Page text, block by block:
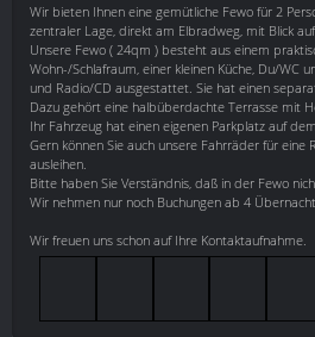
Wir bieten Ihnen eine gemütliche Fewo für 2
zentraler Lage, direkt am Elbradweg, mit Blick
Unsere Fewo ( 24qm ) besteht aus einem
Wohn-/Schlafraum, einer kleinen Küche, Du/WC
und Radio/CD ausgestattet. Sie hat einen
Dazu gehört eine halbüberdachte Terrasse mit
Ihr Fahrzeug hat einen eigenen Parkplatz auf
Gern können Sie auch unsere Fahrräder für
ausleihen.
Bitte haben Sie Verständnis, daß in der Fewo
Wir nehmen nur noch Buchungen ab 4
Wir freuen uns schon auf Ihre Kontaktaufnahme.